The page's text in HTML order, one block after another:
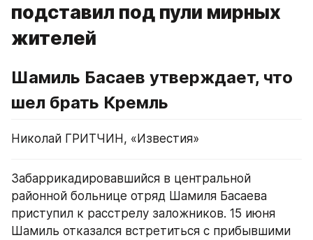
подставил под пули мирных
жителей
Шамиль Басаев утверждает, что
шел брать Кремль
Николай ГРИТЧИН, «Известия»
Забаррикадировавшийся в центральной
районной больнице отряд Шамиля Басаева
приступил к расстрелу заложников. 15 июня
Шамиль отказался встретиться с прибывшими